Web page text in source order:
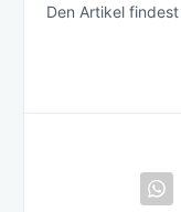
Den Artikel